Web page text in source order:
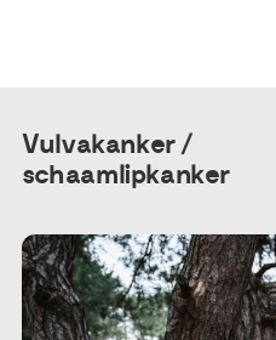
Nieuws
Publicaties
Vulvakanker /
schaamlipkanker